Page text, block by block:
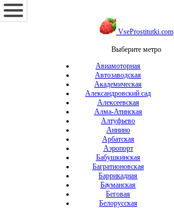
VseProstitutki.com
Выберите метро
Авиамоторная
Автозаводская
Академическая
Александровский сад
Алексеевская
Алма-Атинская
Алтуфьево
Аннино
Арбатская
Аэропорт
Бабушкинская
Багратионовская
Баррикадная
Бауманская
Беговая
Белорусская